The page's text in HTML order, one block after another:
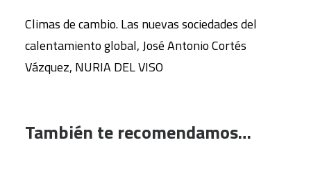
Climas de cambio. Las nuevas sociedades del
calentamiento global, José Antonio Cortés
Vázquez, NURIA DEL VISO
También te recomendamos…